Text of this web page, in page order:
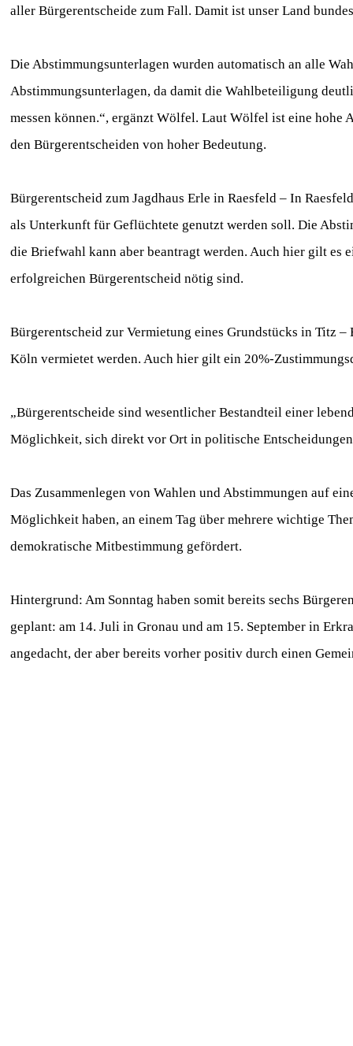
aller Bürgerentscheide zum Fall. Damit ist unser Land
Die Abstimmungsunterlagen wurden automatisch an alle
Abstimmungsunterlagen, da damit die Wahlbeteiligung
messen können.“, ergänzt Wölfel. Laut Wölfel ist eine
den Bürgerentscheiden von hoher Bedeutung.
Bürgerentscheid zum Jagdhaus Erle in Raesfeld – In
als Unterkunft für Geflüchtete genutzt werden soll. Die
die Briefwahl kann aber beantragt werden. Auch hier gilt es
erfolgreichen Bürgerentscheid nötig sind.
Bürgerentscheid zur Vermietung eines Grundstücks in Titz
Köln vermietet werden. Auch hier gilt ein 20%-
„Bürgerentscheide sind wesentlicher Bestandteil einer
Möglichkeit, sich direkt vor Ort in politische
Das Zusammenlegen von Wahlen und Abstimmungen auf
Möglichkeit haben, an einem Tag über mehrere wichtige
demokratische Mitbestimmung gefördert.
Hintergrund: Am Sonntag haben somit bereits sechs
geplant: am 14. Juli in Gronau und am 15. September in
angedacht, der aber bereits vorher positiv durch einen